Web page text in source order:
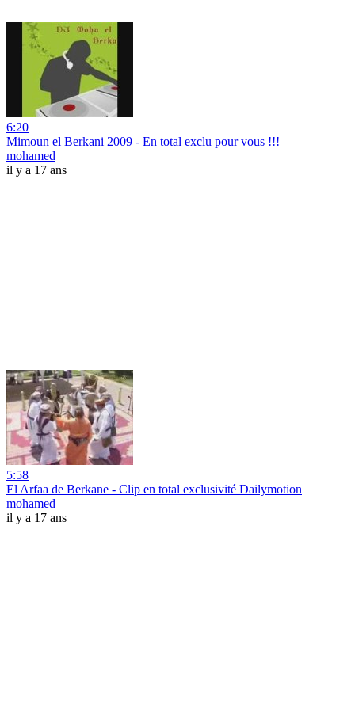
6:20
Mimoun el Berkani 2009 - En total exclu pour vous !!!
mohamed
il y a 17 ans
5:58
El Arfaa de Berkane - Clip en total exclusivité Dailymotion
mohamed
il y a 17 ans